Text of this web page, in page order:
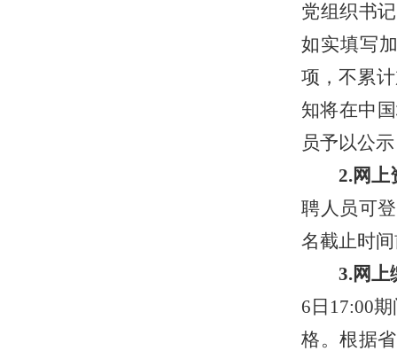
党组织书
如实填写
项，不累
知将在中
员予以公示
2.网上
聘人员可
名截止时
3.网上
6 日 17:00
格。根据